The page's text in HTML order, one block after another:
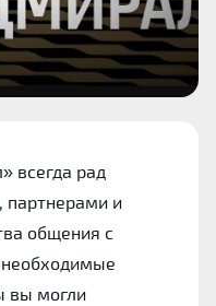
всегда рад
и
общения с
вы могли